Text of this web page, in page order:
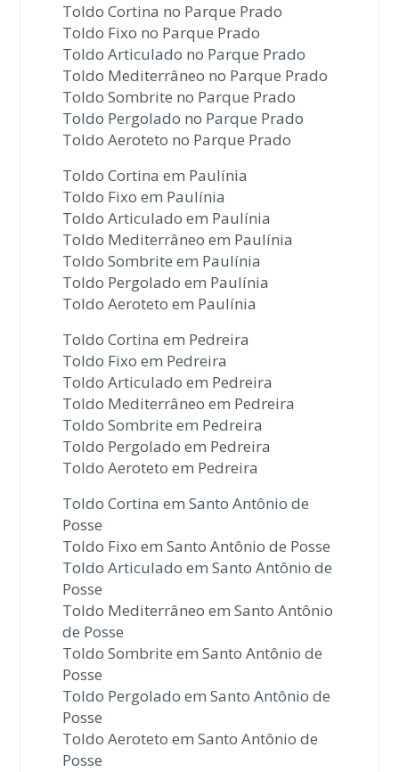
Toldo Cortina no Parque Prado
Toldo Fixo no Parque Prado
Toldo Articulado no Parque Prado
Toldo Mediterrâneo no Parque Prado
Toldo Sombrite no Parque Prado
Toldo Pergolado no Parque Prado
Toldo Aeroteto no Parque Prado
Toldo Cortina em Paulínia
Toldo Fixo em Paulínia
Toldo Articulado em Paulínia
Toldo Mediterrâneo em Paulínia
Toldo Sombrite em Paulínia
Toldo Pergolado em Paulínia
Toldo Aeroteto em Paulínia
Toldo Cortina em Pedreira
Toldo Fixo em Pedreira
Toldo Articulado em Pedreira
Toldo Mediterrâneo em Pedreira
Toldo Sombrite em Pedreira
Toldo Pergolado em Pedreira
Toldo Aeroteto em Pedreira
Toldo Cortina em Santo Antônio de
Posse
Toldo Fixo em Santo Antônio de Posse
Toldo Articulado em Santo Antônio de
Posse
Toldo Mediterrâneo em Santo Antônio
de Posse
Toldo Sombrite em Santo Antônio de
Posse
Toldo Pergolado em Santo Antônio de
Posse
Toldo Aeroteto em Santo Antônio de
Posse